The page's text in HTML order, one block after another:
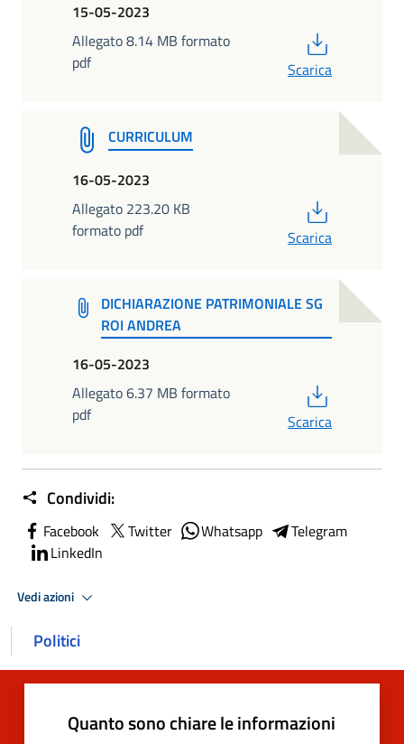
15-05-2023
Allegato 8.14 MB formato
pdf
Scarica
CURRICULUM
16-05-2023
Allegato 223.20 KB
formato pdf
Scarica
DICHIARAZIONE PATRIMONIALE SG
ROI ANDREA
16-05-2023
Allegato 6.37 MB formato
pdf
Scarica
Condividi:
Facebook Twitter Whatsapp
Telegram
LinkedIn
Vedi azioni
Politici
Quanto sono chiare le informazioni